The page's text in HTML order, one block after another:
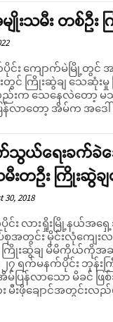
ျိုးသမီး တစ်ဦး
က်ပိုင်း ကျောက်မဲမြို့တွင်
င် ကြိုးဆွဲချ သေဆုံးမှု
က သေနေလဲတော့ မသိ
န်လာတော့ အိမ်က အဒေါ်
သွယ်ရေးခက်ခဲ
းတဦး ကြိုးဆွဲခ
30, 2018
ပိုင်း လားရှိုးမြို့နယ်အ
စုအတွင်း မိုင်းလုံကျေ
ကြိုးဆွဲချ မိမိကိုယ်ကိုအ
ပြန်လာသော မိခင် ဖ
း မီးဖိုချောင်အတွင်းလ